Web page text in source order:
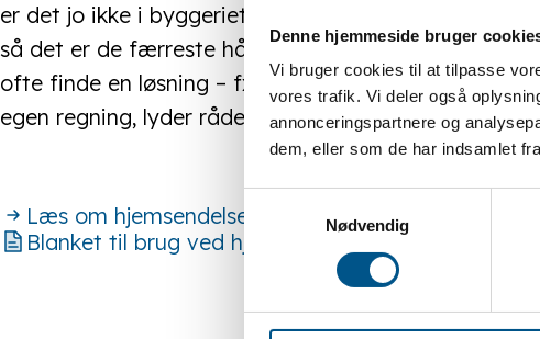
Denne hjemmeside bruger
Vi bruger cookies til at tilpasse
vores trafik. Vi deler også
annonceringspartnere og
dem, eller som de har indsamlet
Nødvendig
er det jo ikke i byggeriet. Det er svært at gøre en
så det er de færreste håndværkere, der kan vælge
ofte finde en løsning – fx ved at få lov til at bruge
egen regning, lyder rådet fra chefjuristen.
Læs om hjemsendelse
Blanket til brug ved hjemsendelse